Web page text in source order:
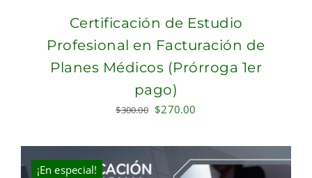
Certificación de Estudio
Profesional en Facturación de
Planes Médicos (Prórroga 1er
pago)
$300.00 Original
was:
$300.00.
$270.00
is:
$270.00.
¡En especial!